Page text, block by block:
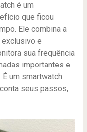
é um
que ficou
Ele combina a
exclusivo e
sua frequência
importantes e
um smartwatch
seus passos,